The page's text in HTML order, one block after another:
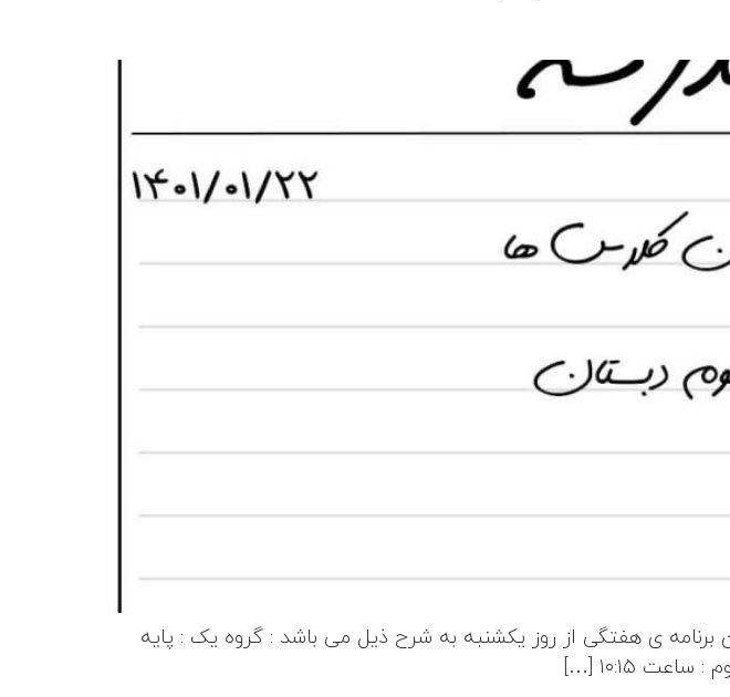
برنامه ی هفتگی از روز یکشنبه به شرح ذیل می باشد : گروه یک : پایه